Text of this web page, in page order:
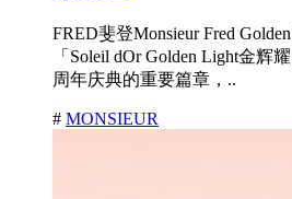
FRED斐登Monsieur Fred
「Soleil dOr Golden Light金辉
周年庆典的重要篇章，..
# MONSIEUR